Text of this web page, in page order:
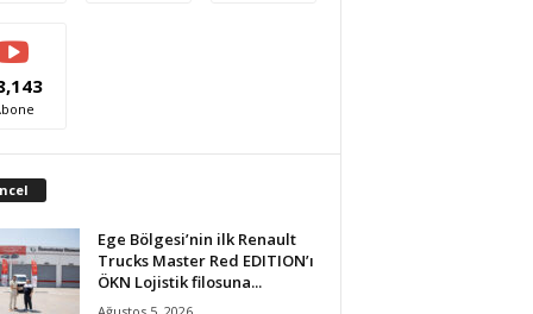
Ege Bölgesi’nin ilk Renault
Trucks Master Red EDITION’ı
ÖKN Lojistik filosuna...